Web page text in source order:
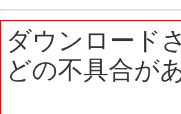
ダウンロード
どの不具合が